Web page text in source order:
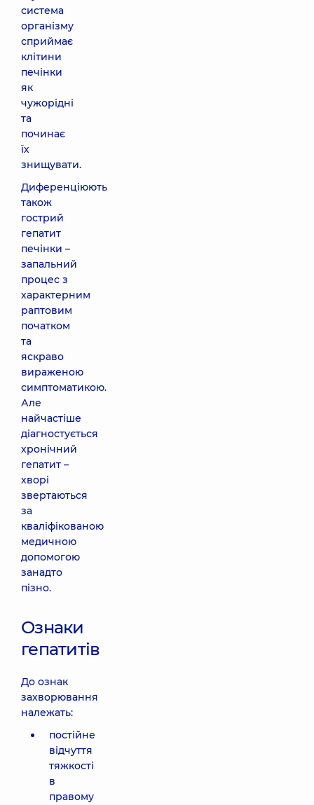
система
організму
сприймає
клітини
печінки
як
чужорідні
та
починає
їх
знищувати.
Диференціюють
також
гострий
гепатит
печінки –
запальний
процес з
характерним
раптовим
початком
та
яскраво
вираженою
симптоматикою.
Але
найчастіше
діагностується
хронічний
гепатит –
хворі
звертаються
за
кваліфікованою
медичною
допомогою
занадто
пізно.
Ознаки
гепатитів
До ознак
захворювання
належать:
постійне
відчуття
тяжкості
в
правому